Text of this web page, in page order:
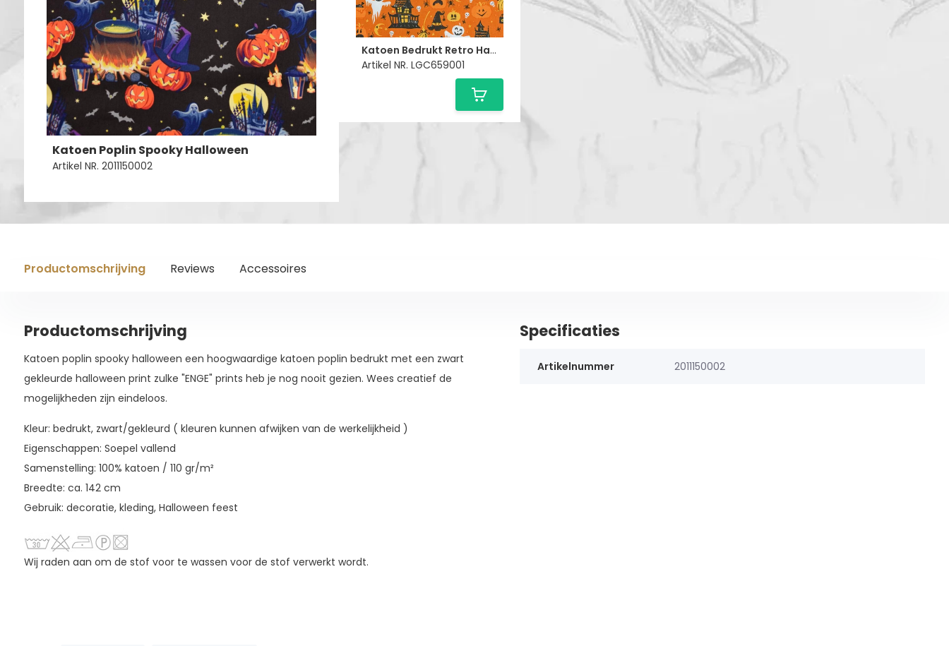
Katoen Poplin Spooky Halloween
Artikel NR. 2011150002
Katoen Bedrukt Retro Halloween
Artikel NR. LGC659001
Productomschrijving Reviews Accessoires
Productomschrijving
Katoen poplin spooky halloween een hoogwaardige katoen poplin bedrukt met een zwart
gekleurde halloween print zulke "ENGE" prints heb je nog nooit gezien. Wees creatief de
mogelijkheden zijn eindeloos.
Kleur: bedrukt, zwart/gekleurd ( kleuren kunnen afwijken van de werkelijkheid )
Eigenschappen: Soepel vallend
Samenstelling: 100% katoen / 110 gr/m²
Breedte: ca. 142 cm
Gebruik: decoratie, kleding, Halloween feest
Wij raden aan om de stof voor te wassen voor de stof verwerkt wordt.
Specificaties
Artikelnummer 2011150002